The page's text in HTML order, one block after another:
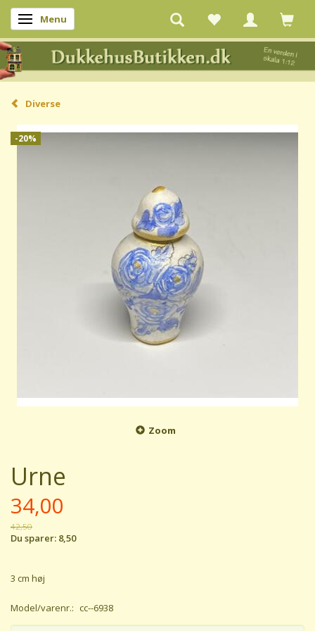
Skifte navigation
Menu
Diverse
-20%
Zoom
Urne
34,00
42,50
Du sparer: 8,50
3 cm høj
Model/varenr.: cc--6938